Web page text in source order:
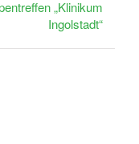
„Klinikum
Ingolstadt“